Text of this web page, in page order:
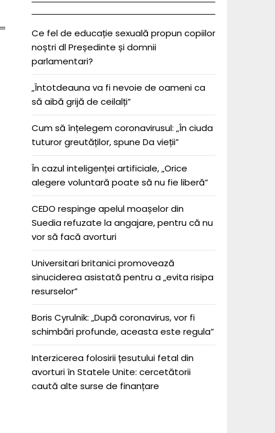
Ce fel de educație sexuală propun copiilor
noștri dl Președinte și domnii
parlamentari?
„Întotdeauna va fi nevoie de oameni ca
să aibă grijă de ceilalți”
Cum să înțelegem coronavirusul: „În ciuda
tuturor greutăților, spune Da vieții”
În cazul inteligenței artificiale, „Orice
alegere voluntară poate să nu fie liberă”
CEDO respinge apelul moașelor din
Suedia refuzate la angajare, pentru că nu
vor să facă avorturi
Universitari britanici promovează
sinuciderea asistată pentru a „evita risipa
resurselor”
Boris Cyrulnik: „După coronavirus, vor fi
schimbări profunde, aceasta este regula”
Interzicerea folosirii țesutului fetal din
avorturi în Statele Unite: cercetătorii
caută alte surse de finanțare